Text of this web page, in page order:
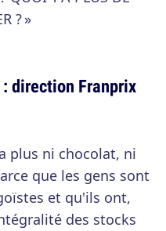
? »
direction Franprix
plus ni chocolat, ni
que les gens sont
et qu'ils ont,
des stocks